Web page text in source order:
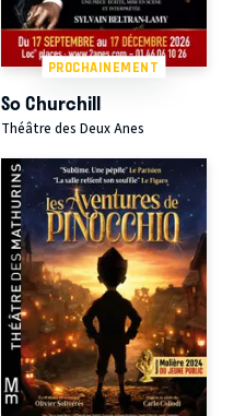
PROCHAINEMENT
So Churchill
Théâtre des Deux Anes